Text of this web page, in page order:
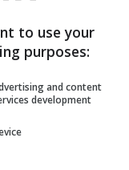
te ndodh
pasi
nga
Gashi,
to use your
purposes:
and content
development